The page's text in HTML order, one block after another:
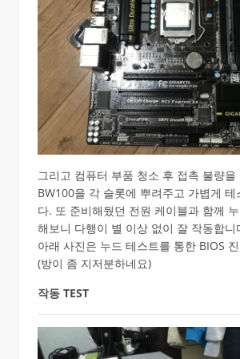
그리고 컴퓨터 부품 청소 후 접촉 불량을
BW100을 각 슬롯에 뿌려주고 가볍게 테
다. 또 준비해뒀던 전원 케이블과 함께
해보니 다행이 별 이상 없이 잘 작동합니
아래 사진은 누드 테스트를 통한 BIOS
(방이 좀 지저분하네요)
작동 TEST